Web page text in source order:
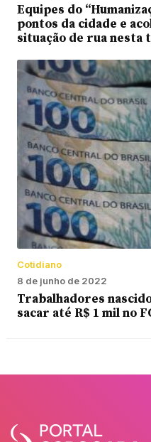
Equipes do
pontos da cidade e
situação de rua nesta
Cotidiano
8 de junho de 2022
Trabalhadores
sacar até R$ 1 mil no